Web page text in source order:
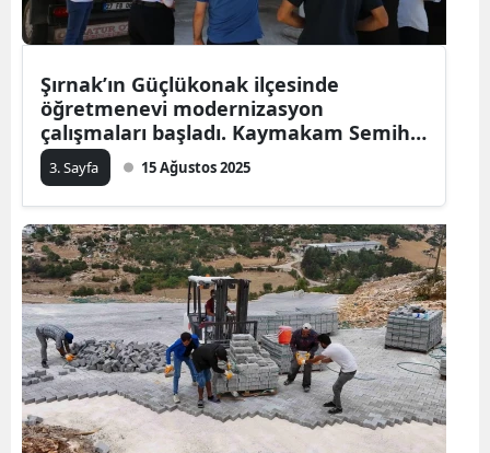
Şırnak’ın Güçlükonak ilçesinde
öğretmenevi modernizasyon
çalışmaları başladı. Kaymakam Semih
Memiş projenin
3. Sayfa 15 Ağustos 2025